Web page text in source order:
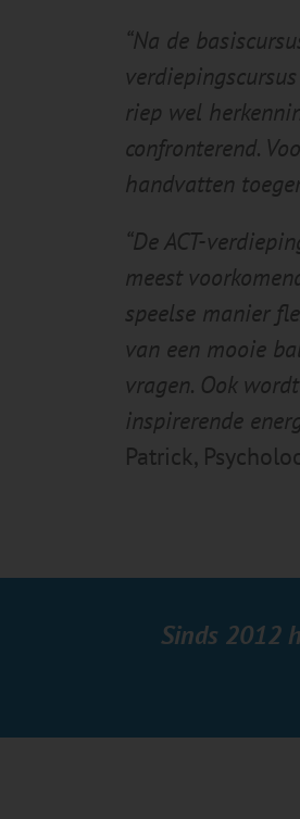
“Na de
riep wel
confronterend.
handvatten
“De ACT-
meest
speelse manier
van een mooie
vragen. Ook
inspirerende
Patrick,
Sinds 2012